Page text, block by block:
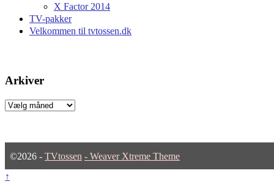
X Factor 2014
TV-pakker
Velkommen til tvtossen.dk
Arkiver
Arkiver
©2026 - TVtossen - Weaver Xtreme Theme
↑